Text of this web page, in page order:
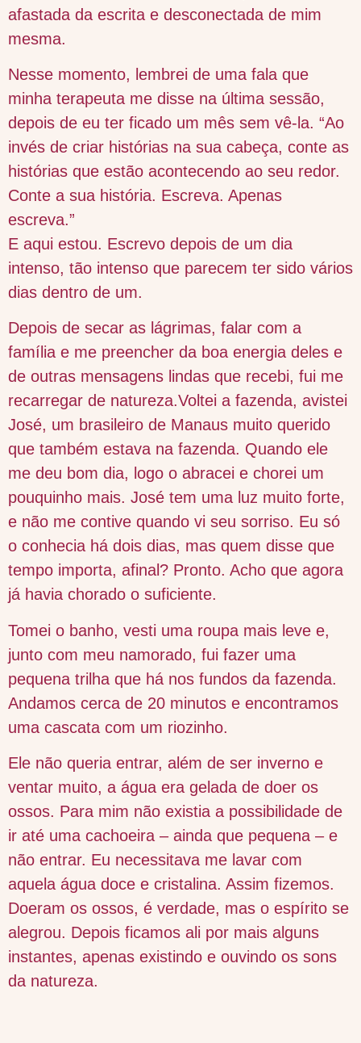
afastada da escrita e desconectada de mim
mesma.
Nesse momento, lembrei de uma fala que
minha terapeuta me disse na última sessão,
depois de eu ter ficado um mês sem vê-la. “Ao
invés de criar histórias na sua cabeça, conte as
histórias que estão acontecendo ao seu redor.
Conte a sua história. Escreva. Apenas
escreva.”
E aqui estou. Escrevo depois de um dia
intenso, tão intenso que parecem ter sido vários
dias dentro de um.
Depois de secar as lágrimas, falar com a
família e me preencher da boa energia deles e
de outras mensagens lindas que recebi, fui me
recarregar de natureza.Voltei a fazenda, avistei
José, um brasileiro de Manaus muito querido
que também estava na fazenda. Quando ele
me deu bom dia, logo o abracei e chorei um
pouquinho mais. José tem uma luz muito forte,
e não me contive quando vi seu sorriso. Eu só
o conhecia há dois dias, mas quem disse que
tempo importa, afinal? Pronto. Acho que agora
já havia chorado o suficiente.
Tomei o banho, vesti uma roupa mais leve e,
junto com meu namorado, fui fazer uma
pequena trilha que há nos fundos da fazenda.
Andamos cerca de 20 minutos e encontramos
uma cascata com um riozinho.
Ele não queria entrar, além de ser inverno e
ventar muito, a água era gelada de doer os
ossos. Para mim não existia a possibilidade de
ir até uma cachoeira – ainda que pequena – e
não entrar. Eu necessitava me lavar com
aquela água doce e cristalina. Assim fizemos.
Doeram os ossos, é verdade, mas o espírito se
alegrou. Depois ficamos ali por mais alguns
instantes, apenas existindo e ouvindo os sons
da natureza.